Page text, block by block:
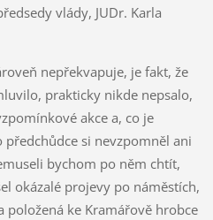
vlády, JUDr. Karla
nepřekvapuje, je fakt, že
prakticky nikde nepsalo,
akce a, co je
si nevzpomněl ani
bychom po něm chtít,
okázalé projevy po náměstích,
ke Kramářově hrobce